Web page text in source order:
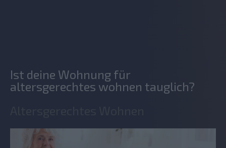
Ist deine Wohnung für
altersgerechtes wohnen tauglich?